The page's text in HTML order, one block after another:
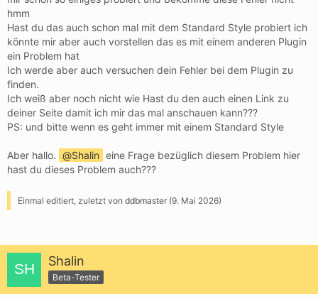
hmm
Hast du das auch schon mal mit dem Standard Style probiert ich
könnte mir aber auch vorstellen das es mit einem anderen Plugin
ein Problem hat
Ich werde aber auch versuchen dein Fehler bei dem Plugin zu
finden.
Ich weiß aber noch nicht wie Hast du den auch einen Link zu
deiner Seite damit ich mir das mal anschauen kann???
PS: und bitte wenn es geht immer mit einem Standard Style
Aber hallo. Shalin eine Frage bezüglich diesem Problem hier
hast du dieses Problem auch???
Einmal editiert, zuletzt von ddbmaster (9. Mai 2026)
Shalin
Beta-Tester